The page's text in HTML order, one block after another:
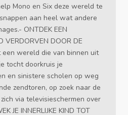
Mono en Six deze wereld te
aan heel wat andere
ONTDEK EEN
VERDORVEN DOOR DE
een wereld die van binnen uit
tocht doorkruis je
en sinistere scholen op weg
zendtoren, op zoek naar de
via televisieschermen over
JE INNERLIJKE KIND TOT